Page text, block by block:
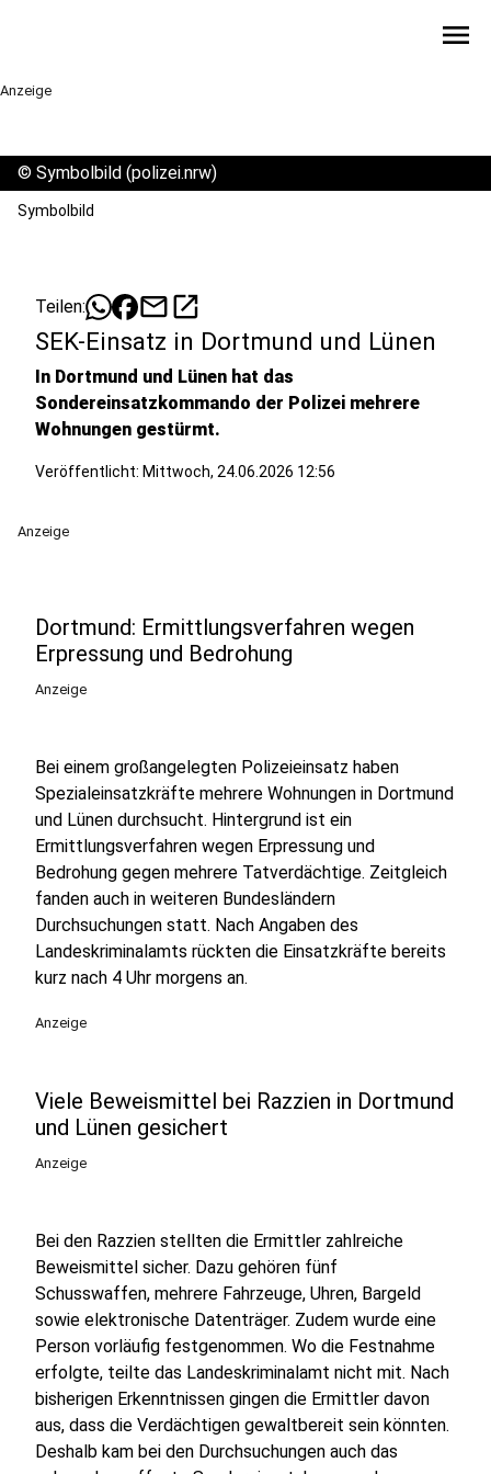
menu
Anzeige
© Symbolbild (polizei.nrw)
Symbolbild
Teilen: mailopen_in_new
SEK-Einsatz in Dortmund und Lünen
In Dortmund und Lünen hat das
Sondereinsatzkommando der Polizei mehrere
Wohnungen gestürmt.
Veröffentlicht: Mittwoch, 24.06.2026 12:56
Anzeige
Dortmund: Ermittlungsverfahren wegen
Erpressung und Bedrohung
Anzeige
Bei einem großangelegten Polizeieinsatz haben
Spezialeinsatzkräfte mehrere Wohnungen in Dortmund
und Lünen durchsucht. Hintergrund ist ein
Ermittlungsverfahren wegen Erpressung und
Bedrohung gegen mehrere Tatverdächtige. Zeitgleich
fanden auch in weiteren Bundesländern
Durchsuchungen statt. Nach Angaben des
Landeskriminalamts rückten die Einsatzkräfte bereits
kurz nach 4 Uhr morgens an.
Anzeige
Viele Beweismittel bei Razzien in Dortmund
und Lünen gesichert
Anzeige
Bei den Razzien stellten die Ermittler zahlreiche
Beweismittel sicher. Dazu gehören fünf
Schusswaffen, mehrere Fahrzeuge, Uhren, Bargeld
sowie elektronische Datenträger. Zudem wurde eine
Person vorläufig festgenommen. Wo die Festnahme
erfolgte, teilte das Landeskriminalamt nicht mit. Nach
bisherigen Erkenntnissen gingen die Ermittler davon
aus, dass die Verdächtigen gewaltbereit sein könnten.
Deshalb kam bei den Durchsuchungen auch das